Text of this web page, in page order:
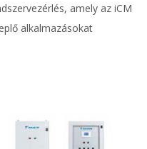
amely az iCM
alkalmazásokat